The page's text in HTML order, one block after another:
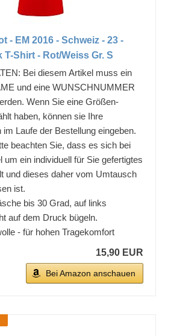
- EM 2016 - Schweiz - 23 -
T-Shirt - Rot/Weiss Gr. S
Bei diesem Artikel muss ein
und eine WUNSCHNUMMER
Wenn Sie eine Größen-
haben, können sie Ihre
im Laufe der Bestellung eingeben.
beachten Sie, dass es sich bei
um ein individuell für Sie gefertigtes
und dieses daher vom Umtausch
ist.
bis 30 Grad, auf links
auf dem Druck bügeln.
- für hohen Tragekomfort
15,90 EUR
Bei Amazon anschauen